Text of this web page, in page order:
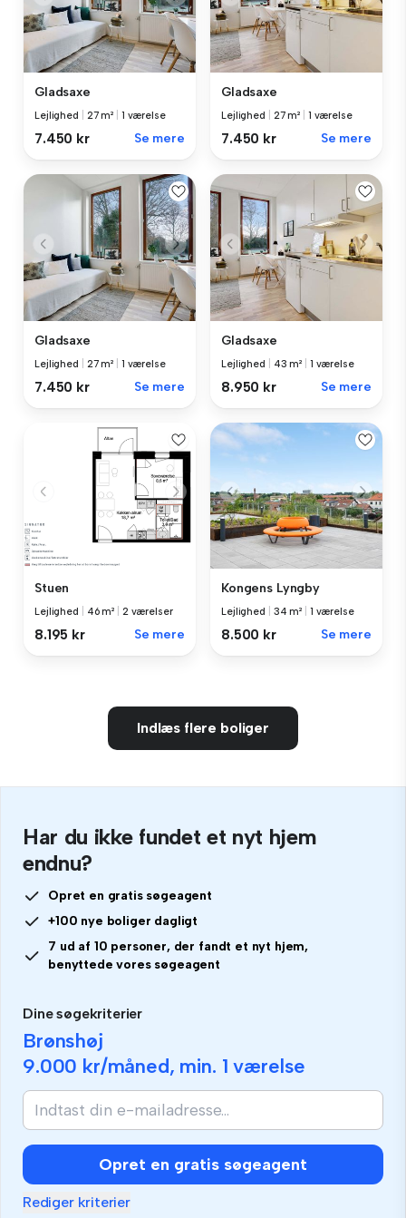
Gladsaxe
Lejlighed 27 m² 1 værelse
7.450 kr Se mere
Gladsaxe
Lejlighed 27 m² 1 værelse
7.450 kr Se mere
Gladsaxe
Lejlighed 27 m² 1 værelse
7.450 kr Se mere
Gladsaxe
Lejlighed 43 m² 1 værelse
8.950 kr Se mere
Stuen
Lejlighed 46 m² 2 værelser
8.195 kr Se mere
Kongens Lyngby
Lejlighed 34 m² 1 værelse
8.500 kr Se mere
Indlæs flere boliger
Har du ikke fundet et nyt hjem
endnu?
Opret en gratis søgeagent
+100 nye boliger dagligt
7 ud af 10 personer, der fandt et nyt hjem,
benyttede vores søgeagent
Dine søgekriterier
Brønshøj
9.000 kr/måned, min. 1 værelse
Hvis
du
er
menneske,
så
ignorer
Opret en gratis søgeagent
Rediger kriterier